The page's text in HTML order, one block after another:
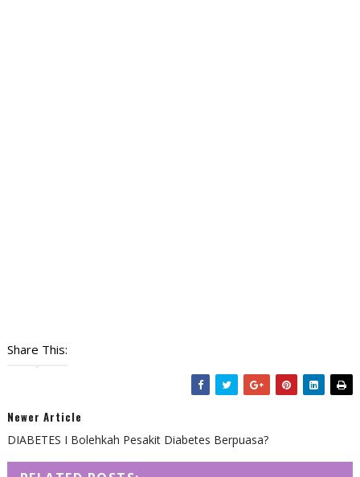
Share This:
Newer Article
DIABETES I Bolehkah Pesakit Diabetes Berpuasa?